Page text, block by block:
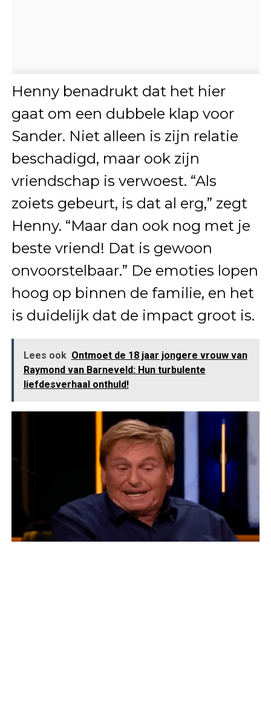
Henny benadrukt dat het hier
gaat om een dubbele klap voor
Sander. Niet alleen is zijn relatie
beschadigd, maar ook zijn
vriendschap is verwoest. “Als
zoiets gebeurt, is dat al erg,” zegt
Henny. “Maar dan ook nog met je
beste vriend! Dat is gewoon
onvoorstelbaar.” De emoties lopen
hoog op binnen de familie, en het
is duidelijk dat de impact groot is.
Lees ook Ontmoet de 18 jaar jongere vrouw van
Raymond van Barneveld: Hun turbulente
liefdesverhaal onthuld!